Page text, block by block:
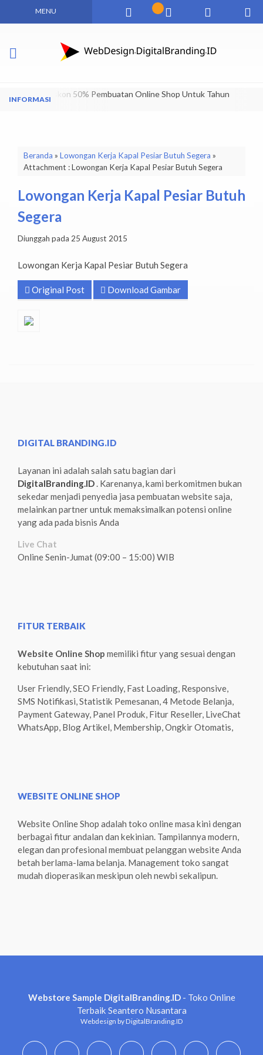
MENU
Dapatkan Diskon 50% Pembuatan Online Shop Untuk Tahun
Beranda » Lowongan Kerja Kapal Pesiar Butuh Segera »
Attachment : Lowongan Kerja Kapal Pesiar Butuh Segera
Lowongan Kerja Kapal Pesiar Butuh
Segera
Diunggah pada 25 August 2015
Lowongan Kerja Kapal Pesiar Butuh Segera
Original Post Download Gambar
DIGITAL BRANDING.ID
Layanan ini adalah salah satu bagian dari
DigitalBranding.ID. Karenanya, kami berkomitmen bukan
sekedar menjadi penyedia jasa pembuatan website saja,
melainkan partner untuk memaksimalkan potensi online
yang ada pada bisnis Anda
Live Chat
Online Senin-Jumat (09:00 – 15:00) WIB
FITUR TERBAIK
Website Online Shop memiliki fitur yang sesuai dengan
kebutuhan saat ini:
User Friendly, SEO Friendly, Fast Loading, Responsive,
SMS Notifikasi, Statistik Pemesanan, 4 Metode Belanja,
Payment Gateway, Panel Produk, Fitur Reseller, LiveChat
WhatsApp, Blog Artikel, Membership, Ongkir Otomatis,
WEBSITE ONLINE SHOP
Website Online Shop adalah toko online masa kini dengan
berbagai fitur andalan dan kekinian. Tampilannya modern,
elegan dan profesional membuat pelanggan website Anda
betah berlama-lama belanja. Management toko sangat
mudah dioperasikan meskipun oleh newbi sekalipun.
Webstore Sample DigitalBranding.ID- Toko Online
Terbaik Seantero Nusantara
Webdesign by DigitalBranding.ID